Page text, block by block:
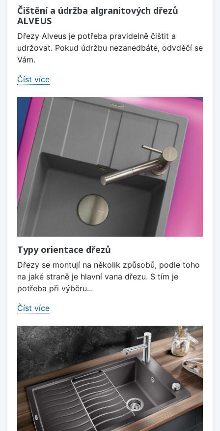
Čištění a údržba algranitových dřezů
ALVEUS
Dřezy Alveus je potřeba pravidelně čištit a
udržovat. Pokud údržbu nezanedbáte, odvděčí se
Vám.
Číst více
Typy orientace dřezů
Dřezy se montují na několik způsobů, podle toho
na jaké straně je hlavní vana dřezu. S tím je
potřeba při výběru...
Číst více